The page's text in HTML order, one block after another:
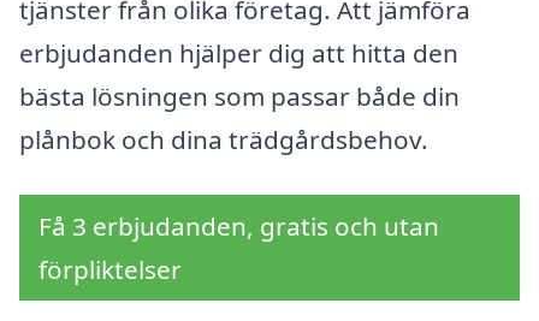
tjänster från olika företag. Att jämföra
erbjudanden hjälper dig att hitta den
bästa lösningen som passar både din
plånbok och dina trädgårdsbehov.
Få 3 erbjudanden, gratis och utan
förpliktelser